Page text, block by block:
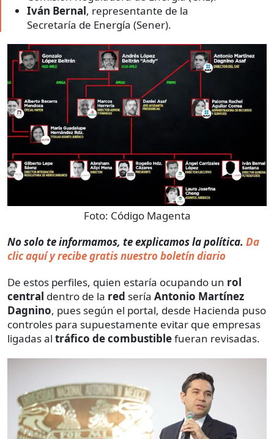
Iván Bernal, representante de la
Secretaría de Energía (Sener).
Foto: Código Magenta
No solo te informamos, te explicamos la política. Da
clic aquí y recibe gratis nuestro boletín diario
De estos perfiles, quien estaría ocupando un rol
central dentro de la red sería Antonio Martínez
Dagnino, pues según el portal, desde Hacienda puso
controles para supuestamente evitar que empresas
ligadas al tráfico de combustiblefueran revisadas.